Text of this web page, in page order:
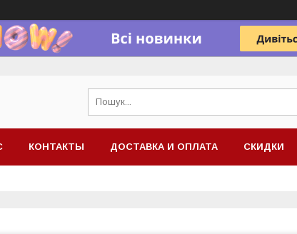
КОНТАКТЫ ДОСТАВКА И ОПЛАТА СКИДКИ